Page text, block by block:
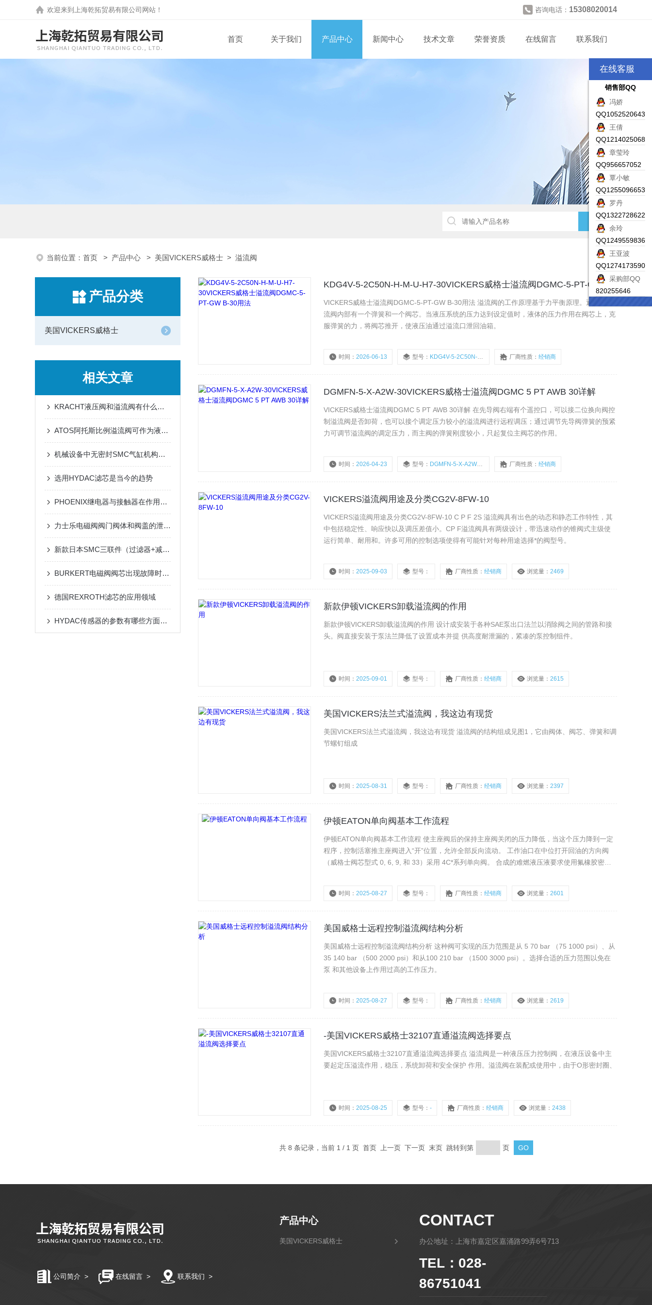
欢迎来到 上海乾拓贸易有限公司 网站！ 咨询电话： 15308020014
首页 关于我们 产品中心 新闻中心 技术文章 荣誉资质 在线留言 联系我们
当前位置： 首页 > 产品中心 > 美国VICKERS威格士 > 溢流阀
产品分类
美国VICKERS威格士
相关文章
KRACHT液压阀和溢流阀有什么区别？
ATOS阿托斯比例溢流阀可作为液压与电子的“型”
机械设备中无密封SMC气缸机构有哪些
选用HYDAC滤芯是当今的趋势
PHOENIX继电器与接触器在作用上的比较
力士乐电磁阀阀门阀体和阀盖的泄漏处理方法
新款日本SMC三联件（过滤器+减压阀+油雾器）的选型和使用说明
BURKERT电磁阀阀芯出现故障时的分析方法
德国REXROTH滤芯的应用领域
HYDAC传感器的参数有哪些方面要禁止使用
KDG4V-5-2C50N-H-M-U-H7-30VICKERS威格士溢流阀DGMC-5-PT-GW B-30用法
VICKERS威格士溢流阀DGMC-5-PT-GW B-30用法 溢流阀的工作原理基于力平衡原理。通常，溢
流阀内部有一个弹簧和一个阀芯。当液压系统的压力达到设定值时，液体的压力作用在阀芯上，克
服弹簧的力，将阀芯推开，使液压油通过溢流口泄回油箱。
时间：2026-06-13 型号： KDG4V-5-2C50N-H-M-U-H7-30 厂商性质：经销商
DGMFN-5-X-A2W-30VICKERS威格士溢流阀DGMC 5 PT AWB 30详解
VICKERS威格士溢流阀DGMC 5 PT AWB 30详解 在先导阀右端有个遥控口，可以接二位换向阀控
制溢流阀是否卸荷，也可以接个调定压力较小的溢流阀进行远程调压；通过调节先导阀弹簧的预紧
力可调节溢流阀的调定压力，而主阀的弹簧刚度较小，只起复位主阀芯的作用。
时间：2026-04-23 型号： DGMFN-5-X-A2W-30 厂商性质：经销商
VICKERS溢流阀用途及分类CG2V-8FW-10
VICKERS溢流阀用途及分类CG2V-8FW-10 C P F 2S 溢流阀具有出色的动态和静态工作特性，其
中包括稳定性、响应快以及调压差值小。CP F溢流阀具有两级设计，带迅速动作的锥阀式主级使
运行简单、耐用和。许多可用的控制选项使得有可能针对每种用途选择*的阀型号。
时间：2025-09-03 型号： 厂商性质：经销商 浏览量：2469
新款伊顿VICKERS卸载溢流阀的作用
新款伊顿VICKERS卸载溢流阀的作用 设计成安装于各种SAE泵出口法兰以消除阀之间的管路和接
头。阀直接安装于泵法兰降低了设置成本并提 供高度耐泄漏的，紧凑的泵控制组件。
时间：2025-09-01 型号： 厂商性质：经销商 浏览量：2615
美国VICKERS法兰式溢流阀，我这边有现货
美国VICKERS法兰式溢流阀，我这边有现货 溢流阀的结构组成见图1，它由阀体、阀芯、弹簧和调
节螺钉组成
时间：2025-08-31 型号： 厂商性质：经销商 浏览量：2397
伊顿EATON单向阀基本工作流程
伊顿EATON单向阀基本工作流程 使主座阀后的保持主座阀关闭的压力降低，当这个压力降到一定
程序，控制活塞推主座阀进入“开”位置，允许全部反向流动。 工作油口在中位打开回油的方向阀
（威格士阀芯型式 0, 6, 9, 和 33）采用 4C*系列单向阀。 合成的难燃液压液要求使用氟橡胶密封
时间：2025-08-27 型号： 厂商性质：经销商 浏览量：2601
美国威格士远程控制溢流阀结构分析
美国威格士远程控制溢流阀结构分析 这种阀可实现的压力范围是从 5 70 bar （75 1000 psi）、从
35 140 bar （500 2000 psi）和从100 210 bar （1500 3000 psi）。选择合适的压力范围以免在
泵 和其他设备上作用过高的工作压力。
时间：2025-08-27 型号： 厂商性质：经销商 浏览量：2619
-美国VICKERS威格士32107直通溢流阀选择要点
美国VICKERS威格士32107直通溢流阀选择要点 溢流阀是一种液压压力控制阀，在液压设备中主
要起定压溢流作用，稳压，系统卸荷和安全保护 作用。溢流阀在装配或使用中，由于O形密封圈、
时间：2025-08-25 型号：- 厂商性质：经销商 浏览量：2438
共 8 条记录，当前 1 / 1 页 首页 上一页 下一页 末页 跳转到第 页
公司简介 > 在线留言 > 联系我们 >
产品中心
美国VICKERS威格士
CONTACT
办公地址：上海市嘉定区嘉涌路99弄6号713
TEL：028-
86751041
在线客服
销售部QQ
冯娇
QQ1052520643
王倩
QQ1214025068
章莹玲
QQ956657052
覃小敏
QQ1255096653
罗丹
QQ1322728622
余玲
QQ1249559836
王亚波
QQ1274173590
采购部QQ
820255646